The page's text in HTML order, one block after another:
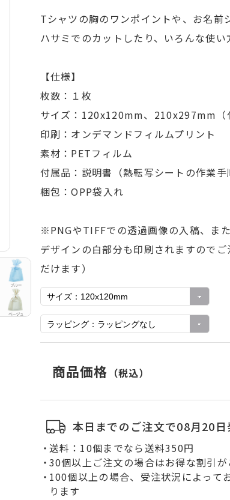
Tシャツの胸のワンポイントや、お名前
ハサミでのカットしたり、いろんな使
【仕様】
枚数：１枚
サイズ：120x120mm、210x297mm（
印刷：オンデマンドフィルムプリント
素材：PETフィルム
付属品：説明書（熱転写シートの作業手
梱包：OPP袋入れ
※PNGやTIFFでの透過画像の入稿、ま
デザインの白部分も印刷されますので
だけます）
商品価格 （税込）
本日までのご注文で08月20日
送料：10個までなら送料350円
30個以上ご注文の場合はお得な割引
100個以上の場合、受注状況によって
ります